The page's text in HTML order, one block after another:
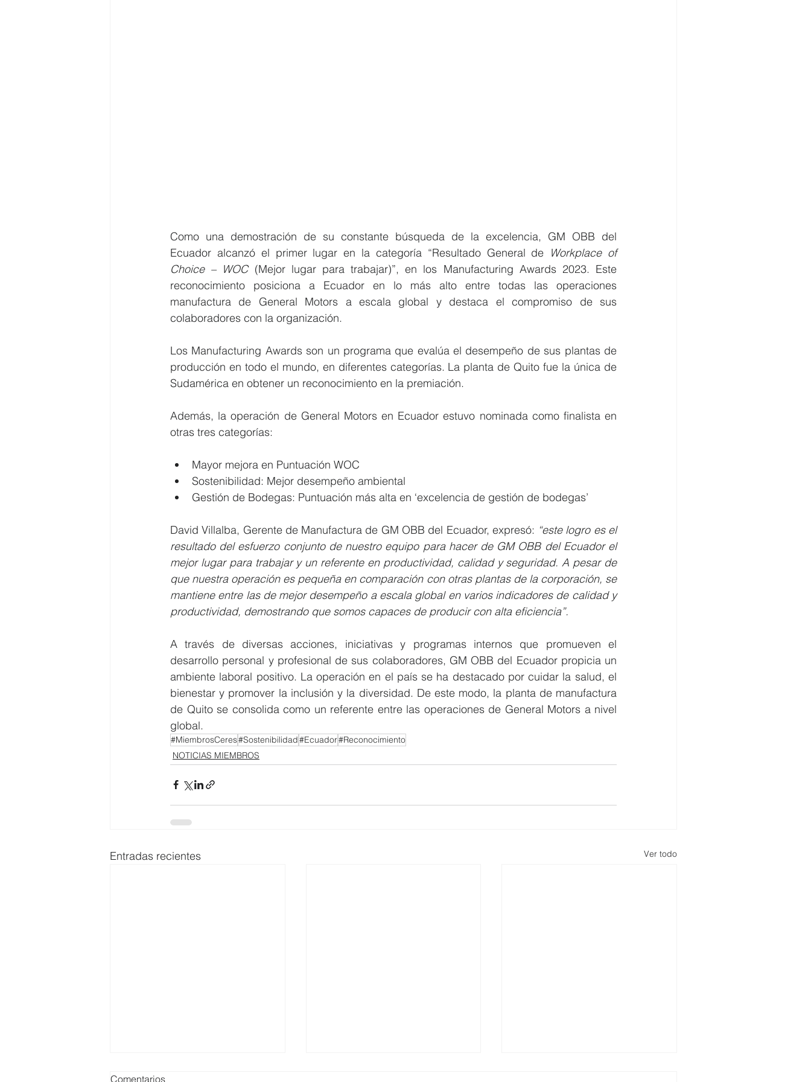
Como una demostración de su constante búsqueda de la excelencia, GM OBB del
Ecuador alcanzó el primer lugar en la categoría “Resultado General de Workplace of
Choice – WOC (Mejor lugar para trabajar)”, en los Manufacturing Awards 2023. Este
reconocimiento posiciona a Ecuador en lo más alto entre todas las operaciones
manufactura de General Motors a escala global y destaca el compromiso de sus
colaboradores con la organización.
Los Manufacturing Awards son un programa que evalúa el desempeño de sus plantas de
producción en todo el mundo, en diferentes categorías. La planta de Quito fue la única de
Sudamérica en obtener un reconocimiento en la premiación.
Además, la operación de General Motors en Ecuador estuvo nominada como finalista en
otras tres categorías:
Mayor mejora en Puntuación WOC
Sostenibilidad: Mejor desempeño ambiental
Gestión de Bodegas: Puntuación más alta en ‘excelencia de gestión de bodegas’
David Villalba, Gerente de Manufactura de GM OBB del Ecuador, expresó: “este logro es el
resultado del esfuerzo conjunto de nuestro equipo para hacer de GM OBB del Ecuador el
mejor lugar para trabajar y un referente en productividad, calidad y seguridad. A pesar de
que nuestra operación es pequeña en comparación con otras plantas de la corporación, se
mantiene entre las de mejor desempeño a escala global en varios indicadores de calidad y
productividad, demostrando que somos capaces de producir con alta eficiencia”.
A través de diversas acciones, iniciativas y programas internos que promueven el
desarrollo personal y profesional de sus colaboradores, GM OBB del Ecuador propicia un
ambiente laboral positivo. La operación en el país se ha destacado por cuidar la salud, el
bienestar y promover la inclusión y la diversidad. De este modo, la planta de manufactura
de Quito se consolida como un referente entre las operaciones de General Motors a nivel
global.
#MiembrosCeres#Sostenibilidad#Ecuador#Reconocimiento
NOTICIAS MIEMBROS
Entradas recientes Ver todo
Comentarios